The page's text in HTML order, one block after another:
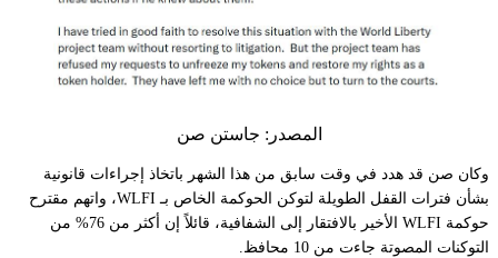
المصدر: جاستن صن
وكان صن قد هدد في وقت سابق من هذا الشهر باتخاذ إجراءات قانونية
بشأن فترات القفل الطويلة لتوكن الحوكمة الخاص بـ WLFI، واتهم مقترح
حوكمة WLFI الأخير بالافتقار إلى الشفافية، قائلاً إن أكثر من 76% من
التوكنات المصوتة جاءت من 10 محافظ.